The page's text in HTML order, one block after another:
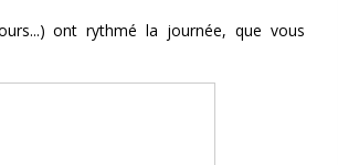
ont rythmé la journée, que vous